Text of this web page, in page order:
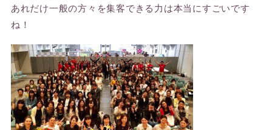
あれだけ一般の方々を集客できる力は本当にすごいです
ね！